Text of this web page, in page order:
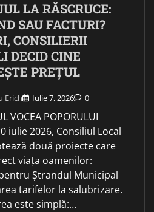
LA RĂSCRUCE:
SAU FACTURI?
CONSILIERII
DECID CINE
PREȚUL
Erich Iulie 7, 2026 0
VOCEA POPORULUI
iulie 2026, Consiliul Local
două proiecte care
viața oamenilor:
Ștrandul Municipal
tarifelor la salubrizare.
este simplă:…